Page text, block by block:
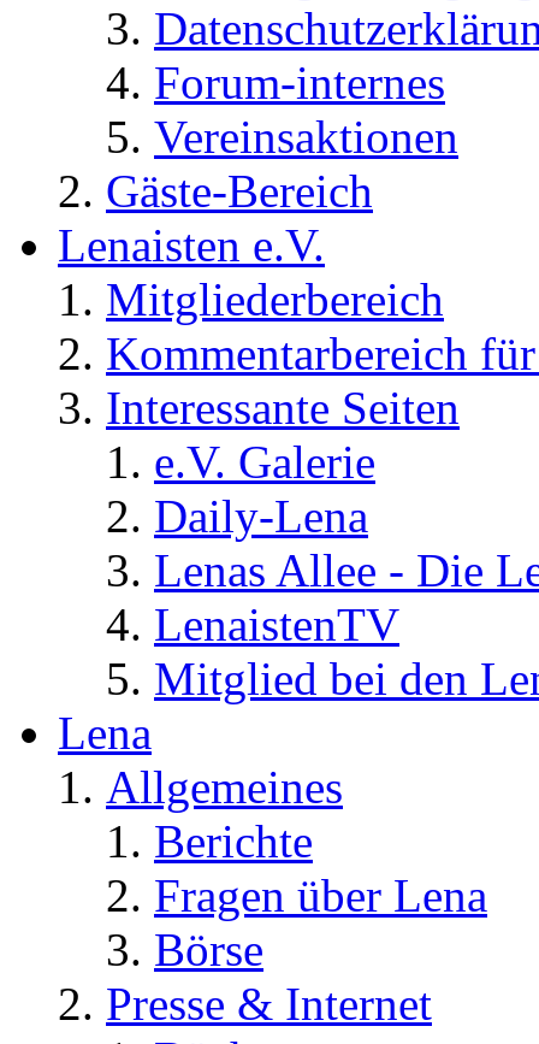
Forum-internes
Vereinsaktionen
Gäste-Bereich
Lenaisten e.V.
Mitgliederbereich
Kommentarbereich
Interessante Seiten
e.V. Galerie
Daily-Lena
Lenas Allee - Die
LenaistenTV
Mitglied bei den
Lena
Allgemeines
Berichte
Fragen über Lena
Börse
Presse & Internet